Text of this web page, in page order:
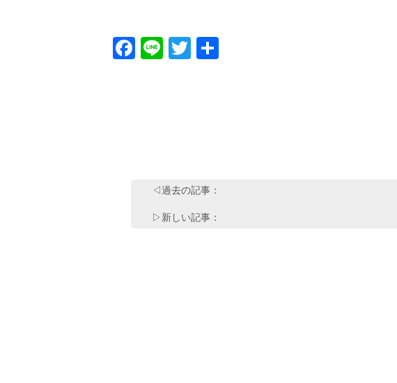
Facebook
LineTwitter
◁過去の記事：
▷新しい記事：